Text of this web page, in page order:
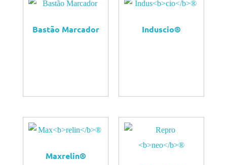
Bastão Marcador Induscio®
Maxrelin®